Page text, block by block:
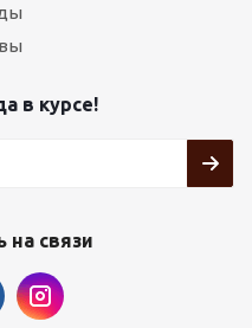
в курсе!
на связи